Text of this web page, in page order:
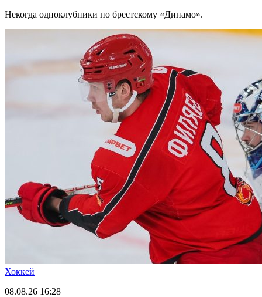
Некогда одноклубники по брестскому «Динамо».
Хоккей
08.08.26 16:28